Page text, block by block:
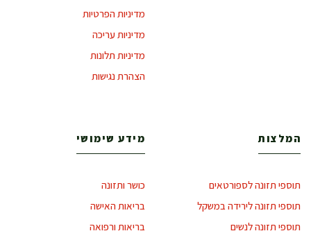
מדיניות הפרטיות
מדיניות עריכה
מדיניות תלונות
הצהרת נגישות
המלצות
תוספי תזונה לספורטאים
תוספי תזונה לירידה במשקל
תוספי תזונה לנשים
מידע שימושי
כושר ותזונה
בריאות האישה
בריאות ורפואה